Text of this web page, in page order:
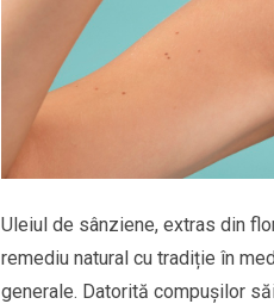
Uleiul de sânziene, extras din
remediu natural cu tradiție în
generale. Datorită compușilor